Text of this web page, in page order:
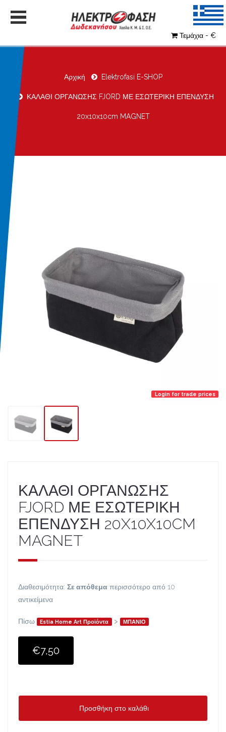
Τεμάχια - €
Αρχική Elektrofasi E-SHOP
ΚΑΛΑΘΙ ΟΡΓΑΝΩΣΗΣ FJORD ΜΕ ΕΣΩΤΕΡΙΚΗ ΕΠΕΝΔΥΣΗ
20x10x10cm MAGNET
Login for trade prices
ΚΑΛΑΘΙ ΟΡΓΑΝΩΣΗΣ
FJORD ΜΕ ΕΣΩΤΕΡΙΚΗ
ΕΠΕΝΔΥΣΗ 20X10X10CM
MAGNET
Διαθεσιμότητα: Σε απόθεμα περισσότερο από 10
αντικείμενα
Πίσω Estia Home Art Προϊόντα > ΜΠΑΝΙΟ
€7,50
Προσθήκη στο καλάθι